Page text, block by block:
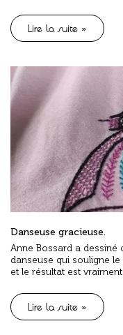
Lire la suite »
Danseuse gracieuse.
Anne Bossard a dessiné
danseuse qui souligne
et le résultat est
Lire la suite »